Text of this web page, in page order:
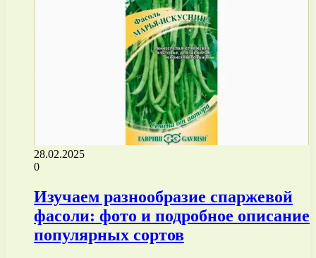
28.02.2025
0
Изучаем разнообразие спаржевой
фасоли: фото и подробное описание
популярных сортов